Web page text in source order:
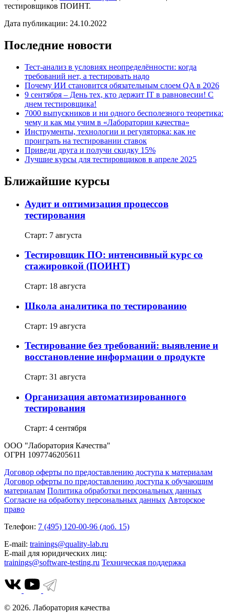
тестировщиков ПОИНТ.
Дата публикации: 24.10.2022
Последние новости
Тест-анализ в условиях неопределённости: когда
требований нет, а тестировать надо
Почему ИИ становится обязательным слоем QA в 2026
9 сентября – День тех, кто держит IT в равновесии! С
днем тестировщика!
7000 выпускников и ни одного бесполезного теоретика:
чему и как мы учим в «Лаборатории качества»
Инструменты, технологии и регуляторка: как не
проиграть на тестировании ставок
Приведи друга и получи скидку 15%
Лучшие курсы для тестировщиков в апреле 2025
Ближайшие курсы
Аудит и оптимизация процессов
тестирования
Старт: 7 августа
Тестировщик ПО: интенсивный курс со
стажировкой (ПОИНТ)
Старт: 18 августа
Школа аналитика по тестированию
Старт: 19 августа
Тестирование без требований: выявление и
восстановление информации о продукте
Старт: 31 августа
Организация автоматизированного
тестирования
Старт: 4 сентября
ООО "Лаборатория Качества"
ОГРН 1097746205611
Договор оферты по предоставлению доступа к материалам
Договор оферты по предоставлению доступа к обучающим
материалам Политика обработки персональных данных
Согласие на обработку персональных данных Авторское
право
Телефон: 7 (495) 120-00-96 (доб. 15)
E-mail: trainings@quality-lab.ru
E-mail для юридических лиц:
trainings@software-testing.ru Техническая поддержка
© 2026. Лаборатория качества